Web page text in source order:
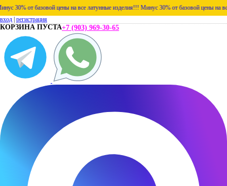
от базовой цены на все латунные изделия!!! Минус 30% от базовой цены на все
вход регистрация
КОРЗИНА ПУСТА+7 (903) 969-30-65